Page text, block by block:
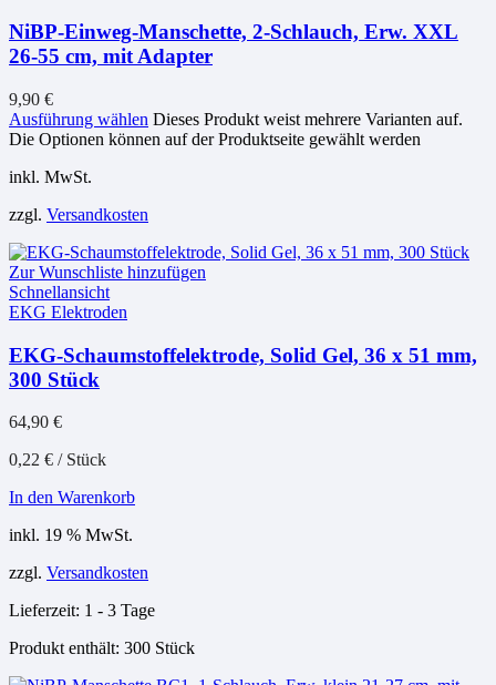
NiBP-Einweg-Manschette, 2-Schlauch, Erw. XXL
26-55 cm, mit Adapter
9,90 €
Ausführung wählen Dieses Produkt weist mehrere Varianten auf.
Die Optionen können auf der Produktseite gewählt werden
inkl. MwSt.
zzgl. Versandkosten
Zur Wunschliste hinzufügen
Schnellansicht
EKG Elektroden
EKG-Schaumstoffelektrode, Solid Gel, 36 x 51 mm,
300 Stück
64,90 €
0,22 € / Stück
In den Warenkorb
inkl. 19 % MwSt.
zzgl. Versandkosten
Lieferzeit: 1 - 3 Tage
Produkt enthält: 300 Stück